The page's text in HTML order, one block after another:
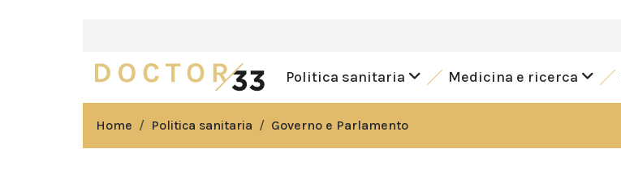
Politica sanitaria Medicina e ricerca
Home Politica sanitaria Governo e Parlamento